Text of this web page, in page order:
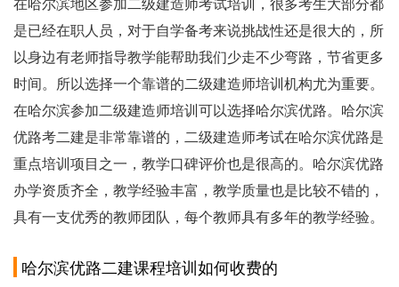
是已经在职人员，对于自学备考来说挑战性还是很大的，所
以身边有老师指导教学能帮助我们少走不少弯路，节省更多
时间。所以选择一个靠谱的二级建造师培训机构尤为重要。
在哈尔滨参加二级建造师培训可以选择哈尔滨优路。哈尔滨
优路考二建是非常靠谱的，二级建造师考试在哈尔滨优路是
重点培训项目之一，教学口碑评价也是很高的。哈尔滨优路
办学资质齐全，教学经验丰富，教学质量也是比较不错的，
具有一支优秀的教师团队，每个教师具有多年的教学经验。
哈尔滨优路二建课程培训如何收费的